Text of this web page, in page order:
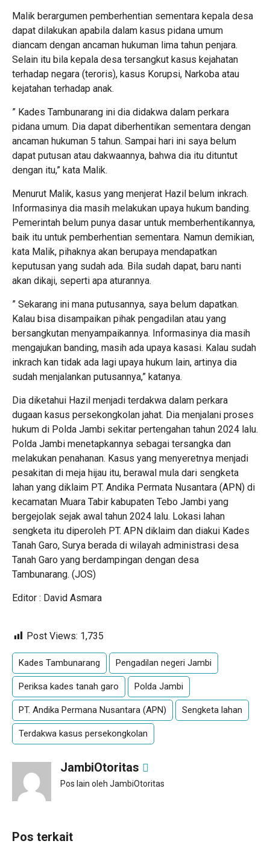
Malik berargumen pemberhentian sementara kepala desa
dapat dilakukan apabila dalam kasus pidana umum
diancam dengan ancaman hukuman lima tahun penjara.
Selain itu bila kepala desa tersangkut kasus kejahatan
terhadap negara (teroris), kasus Korupsi, Narkoba atau
kejatahan terhadap anak.
” Kades Tambunarang ini dia didakwa dalam perkara
pidana umum. Dia dapat diberhentikan sementara dengan
ancaman hukuman 5 tahun. Sampai hari ini saya belum
dapat putusan atau dakwaannya, bahwa dia itu dituntut
dengan itu,” kata Malik.
Menurut Malik, kasus yang menjerat Hazil belum inkrach.
Informasinya dia masih melakukan upaya hukum banding.
Pemerintah belum punya dasar untuk memberhentikannya,
baik itu untuk pemberhentian sementara. Namun demikian,
kata Malik, pihaknya akan berupaya mendapatkan
keputusan yang sudah ada. Bila sudah dapat, baru nanti
akan dikaji, seperti apa aturannya.
” Sekarang ini mana putusannya, saya belum dapatkan.
Kalau bisa disampaikan pihak pengadilan atau yang
bersangkutan menyampaikannya. Informasinya dia masih
mengajukan banding, masih ada upaya kasasi. Kalau sudah
inkrach kan tidak ada lagi upaya hukum lain, artinya dia
sudah menjalankan putusannya,” katanya.
Dia diketahui Hazil menjadi terdakwa dalam perkara
dugaan kasus persekongkolan jahat. Dia menjalani proses
hukum di Polda Jambi sekitar pertengahan tahun 2024 lalu.
Polda Jambi menetapkannya sebagai tersangka dan
melakukan penahanan. Kasus yang menyeretnya menjadi
pesakitan di meja hijau itu, berawal mula dari sengketa
lahan yang diklaim PT. Andika Permata Nusantara (APN) di
kecamatan Muara Tabir kabupaten Tebo Jambi yang
bergejolak sejak awal tahun 2024 lalu. Lokasi lahan
sengketa itu diperoleh PT. APN diklaim dan diakui Kades
Tanah Garo, Surya berada di wilayah administrasi desa
Tanah Garo yang berdampingan dengan desa
Tambunarang. (JOS)
Editor : David Asmara
Post Views: 1,735
Kades Tambunarang Pengadilan negeri Jambi
Periksa kades tanah garo Polda Jambi
PT. Andika Permana Nusantara (APN) Sengketa lahan
Terdakwa kasus persekongkolan
JambiOtoritas
Pos lain oleh JambiOtoritas
Pos terkait